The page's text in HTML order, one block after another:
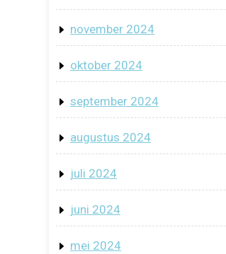
november 2024
oktober 2024
september 2024
augustus 2024
juli 2024
juni 2024
mei 2024